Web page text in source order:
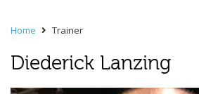
Home Trainer
Diederick Lanzing